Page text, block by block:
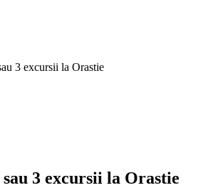
3 excursii la Orastie
sau 3 excursii la Orastie